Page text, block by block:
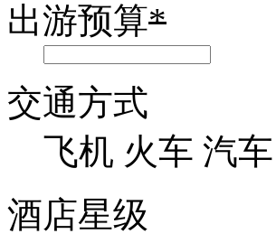
出游预算*
交通方式
飞机 火车 汽车
酒店星级